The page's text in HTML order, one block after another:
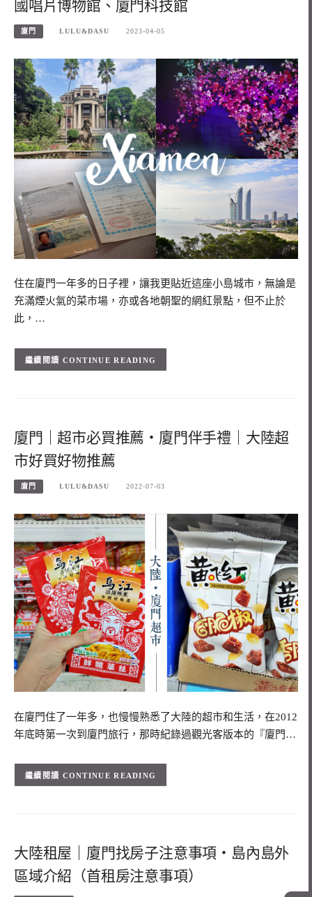
國唱片博物館、廈門科技館
廈門 LULU&DASU 2023-04-05
住在廈門一年多的日子裡，讓我更貼近這座小島城市，無論是
充滿煙火氣的菜市場，亦或各地朝聖的網紅景點，但不止於
此，…
CONTINUE READING
廈門｜超市必買推薦・廈門伴手禮｜大陸超
市好買好物推薦
廈門 LULU&DASU 2022-07-03
在廈門住了一年多，也慢慢熟悉了大陸的超市和生活，在2012
年底時第一次到廈門旅行，那時紀錄過觀光客版本的『廈門…
CONTINUE READING
大陸租屋｜廈門找房子注意事項・島內島外
區域介紹（首租房注意事項）